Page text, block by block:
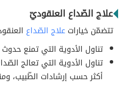
علاج الصّداع العنقوديّ
تتضمّن خياراتعلاج الصّداع
تناول الأدوية التي تمنع
تناول الأدوية التي تعالج
أكثر حسب إرشادات الطّبيب،